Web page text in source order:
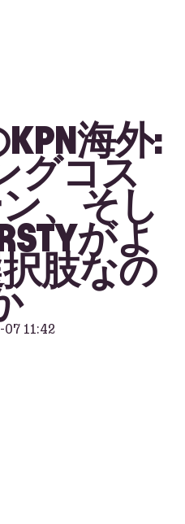
海外:
グコス
、そし
がよ
肢なの
07 11:42